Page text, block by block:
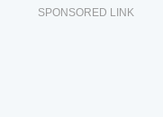
SPONSORED LINK